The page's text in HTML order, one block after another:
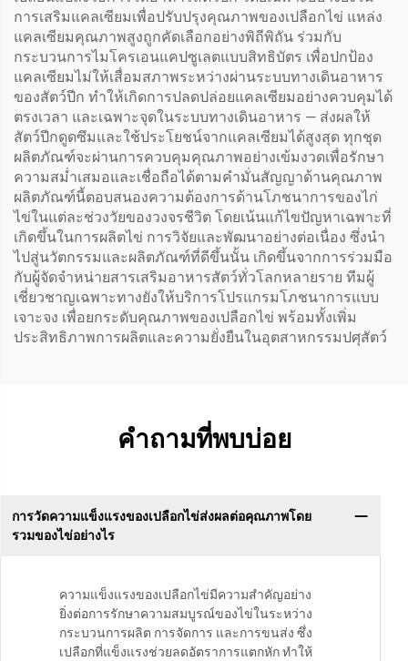
การเสริมแคลเซียมเพื่อปรับปรุงคุณภาพของเปลือกไข่ แหล่ง
แคลเซียมคุณภาพสูงถูกคัดเลือกอย่างพิถีพิถัน ร่วมกับ
กระบวนการไมโครเอนแคปซูเลตแบบสิทธิบัตร เพื่อปกป้อง
แคลเซียมไม่ให้เสื่อมสภาพระหว่างผ่านระบบทางเดินอาหาร
ของสัตว์ปีก ทำให้เกิดการปลดปล่อยแคลเซียมอย่างควบคุมได้
ตรงเวลา และเฉพาะจุดในระบบทางเดินอาหาร — ส่งผลให้
สัตว์ปีกดูดซึมและใช้ประโยชน์จากแคลเซียมได้สูงสุด ทุกชุด
ผลิตภัณฑ์จะผ่านการควบคุมคุณภาพอย่างเข้มงวดเพื่อรักษา
ความสม่ำเสมอและเชื่อถือได้ตามคำมั่นสัญญาด้านคุณภาพ
ผลิตภัณฑ์นี้ตอบสนองความต้องการด้านโภชนาการของไก่
ไข่ในแต่ละช่วงวัยของวงจรชีวิต โดยเน้นแก้ไขปัญหาเฉพาะที่
เกิดขึ้นในการผลิตไข่ การวิจัยและพัฒนาอย่างต่อเนื่อง ซึ่งนำ
ไปสู่นวัตกรรมและผลิตภัณฑ์ที่ดีขึ้นนั้น เกิดขึ้นจากการร่วมมือ
กับผู้จัดจำหน่ายสารเสริมอาหารสัตว์ทั่วโลกหลายราย ทีมผู้
เชี่ยวชาญเฉพาะทางยังให้บริการโปรแกรมโภชนาการแบบ
เจาะจง เพื่อยกระดับคุณภาพของเปลือกไข่ พร้อมทั้งเพิ่ม
ประสิทธิภาพการผลิตและความยั่งยืนในอุตสาหกรรมปศุสัตว์
คำถามที่พบบ่อย
การวัดความแข็งแรงของเปลือกไข่ส่งผลต่อคุณภาพโดย
รวมของไข่อย่างไร
ความแข็งแรงของเปลือกไข่มีความสำคัญอย่าง
ยิ่งต่อการรักษาความสมบูรณ์ของไข่ในระหว่าง
กระบวนการผลิต การจัดการ และการขนส่ง ซึ่ง
เปลือกที่แข็งแรงช่วยลดอัตราการแตกหัก ทำให้